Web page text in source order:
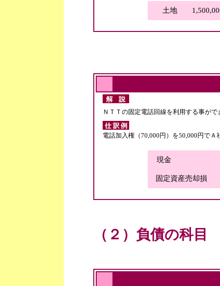
土地
ＮＴＴの固定電話回線を利用する事が
電話加入権（70,000円）を50,000円で
現金
固定資産売却損
（２）負債の科目